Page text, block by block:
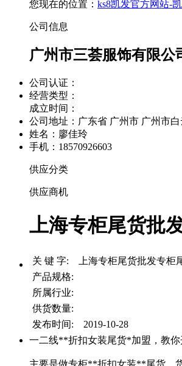
您现在的位置： ks8凯发官方网站-
公司信息
广州市三荟服饰有限公
公司认证：
经营类型：
成立时间：
公司地址： 广东省 广州市 广州市
姓名：廖佳玲
手机：18570926603
供应分类
供应商机
上海专柜尾货批
关 键 字: 上海专柜尾货批发专柜
产品规格:
所属行业:
供货数量:
发布时间: 2019-10-28
一二线**折扣女装尾货*加盟，教你